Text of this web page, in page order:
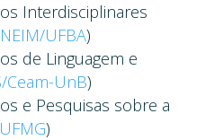
Interdisciplinares
NEIM/UFBA)
de Linguagem e
Ceam-UnB)
e Pesquisas sobre a
)